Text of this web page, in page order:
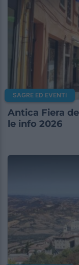
SAGRE ED EVENTI
Antica Fiera
le info 2026